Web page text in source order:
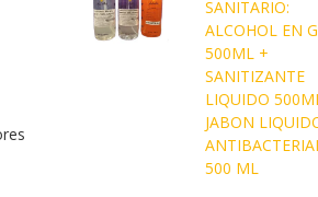
SANITARIO:
ALCOHOL EN
500ML +
SANITIZANTE
LIQUIDO
JABON
500 ML